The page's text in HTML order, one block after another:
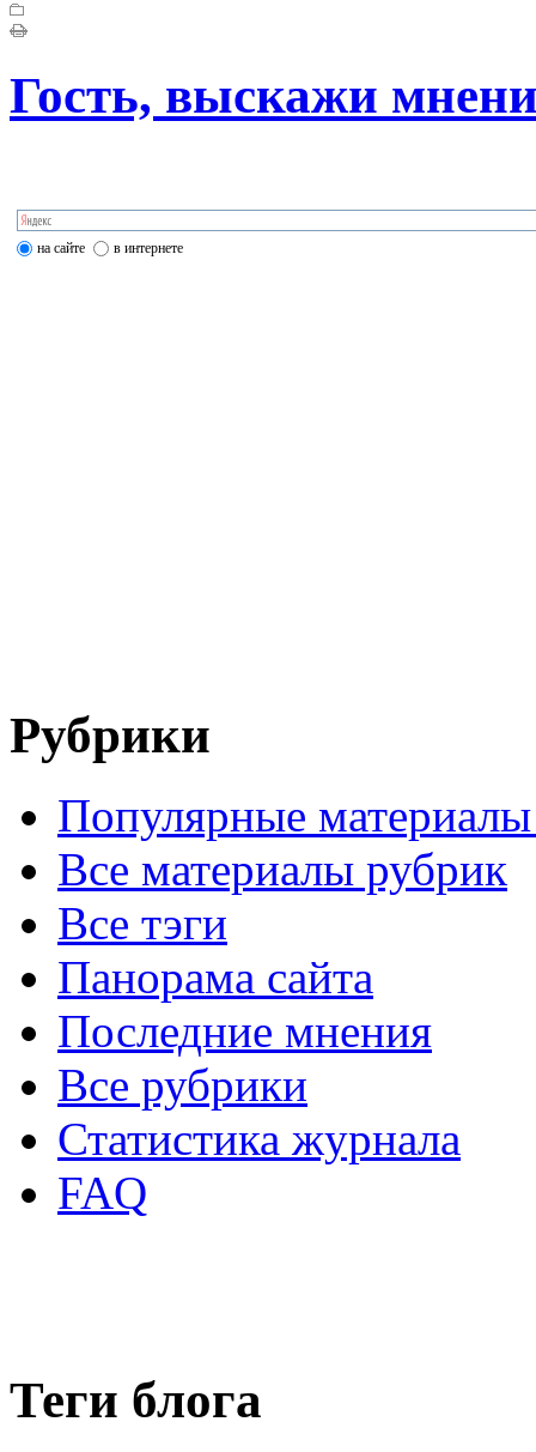
Гость, выскажи
на сайте в интернете
Рубрики
Популярные
Все материалы рубрик
Все тэги
Панорама сайта
Последние мнения
Все рубрики
Статистика журнала
FAQ
Теги блога